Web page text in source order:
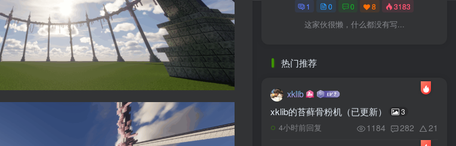
1 0 0 8 3183
这家伙很懒，什么都没有写...
热门推荐
xklib
xklib的苔藓骨粉机（已更新） 3
4小时前回复 1184 282 21